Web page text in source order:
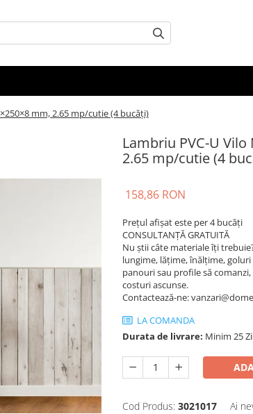
mm, 2.65 mp/cutie (4 bucăți)
Lambriu PVC-U
2.65 mp/cutie (4
158,86 RON
Prețul afișat este per 4 bucăți
CONSULTANȚĂ GRATUITĂ
Nu știi câte materiale îți
lungime, lățime, înălțime,
panouri sau profile să
costuri ascunse.
Contactează-ne:
LA COMANDA
Durata de livrare: Minim 25
Cod Produs: 3021017 Ai